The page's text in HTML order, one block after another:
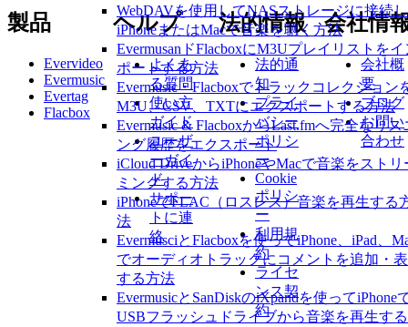
WebDAVを使用してNASストレージに接続
iPhoneまたはMacで音楽を聴く方法
EvermusanドFlacboxにM3Uプレイリストをイ
ポートする方法
Evermusic・Flacboxでトラックコレクション
M3U、CSV、TXTにエクスポートする方法
Evermusic & FlacboxからLast.fmへ完全なリス
ング履歴をエクスポート
iCloud DriveからiPhoneやMacで音楽をストリ
ミングする方法
iPhoneでFLAC（ロスレス）音楽を再生する
法
EvermusciとFlacboxを使ってiPhone、iPad、
でオーディオトラックにコメントを追加・
する方法
EvermusicとSanDiskのiXpandを使ってiPhone
USBフラッシュドライブから音楽を再生す
製品
Evervideo
Evermusic
Evertag
Flacbox
ヘルプ
よくあ
る質問
使い方
ガイド
ユーザ
ーガイ
ド
サポー
トに連
絡
法的情報
法的通
知
プライ
バシー
ポリシ
ー
Cookie
ポリシ
ー
利用規
約
ライセ
ンス契
約
会社情
会社概
要
ブログ
お問い
合わせ